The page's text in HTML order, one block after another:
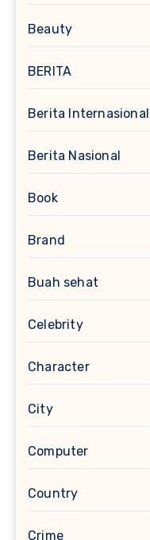
Beauty
BERITA
Berita Internasional
Berita Nasional
Book
Brand
Buah sehat
Celebrity
Character
City
Computer
Country
Crime